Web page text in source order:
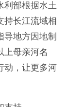
部根据水土
持长江流域相
地方因地制
上母亲河名
动，让更多河